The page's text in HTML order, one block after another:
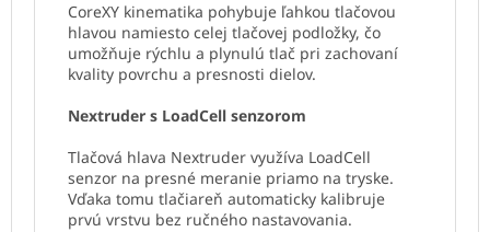
CoreXY kinematika pohybuje ľahkou tlačovou
hlavou namiesto celej tlačovej podložky, čo
umožňuje rýchlu a plynulú tlač pri zachovaní
kvality povrchu a presnosti dielov.
Nextruder s LoadCell senzorom
Tlačová hlava Nextruder využíva LoadCell
senzor na presné meranie priamo na tryske.
Vďaka tomu tlačiareň automaticky kalibruje
prvú vrstvu bez ručného nastavovania.